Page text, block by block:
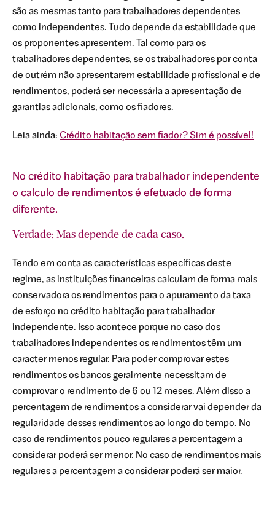
são as mesmas tanto para trabalhadores dependentes
como independentes. Tudo depende da estabilidade que
os proponentes apresentem. Tal como para os
trabalhadores dependentes, se os trabalhadores por conta
de outrém não apresentarem estabilidade profissional e de
rendimentos, poderá ser necessária a apresentação de
garantias adicionais, como os fiadores.
Leia ainda: Crédito habitação sem fiador? Sim é possível!
No crédito habitação para trabalhador independente
o calculo de rendimentos é efetuado de forma
diferente.
Verdade: Mas depende de cada caso.
Tendo em conta as características específicas deste
regime, as instituições financeiras calculam de forma mais
conservadora os rendimentos para o apuramento da taxa
de esforço no crédito habitação para trabalhador
independente. Isso acontece porque no caso dos
trabalhadores independentes os rendimentos têm um
caracter menos regular. Para poder comprovar estes
rendimentos os bancos geralmente necessitam de
comprovar o rendimento de 6 ou 12 meses. Além disso a
percentagem de rendimentos a considerar vai depender da
regularidade desses rendimentos ao longo do tempo. No
caso de rendimentos pouco regulares a percentagem a
considerar poderá ser menor. No caso de rendimentos mais
regulares a percentagem a considerar poderá ser maior.